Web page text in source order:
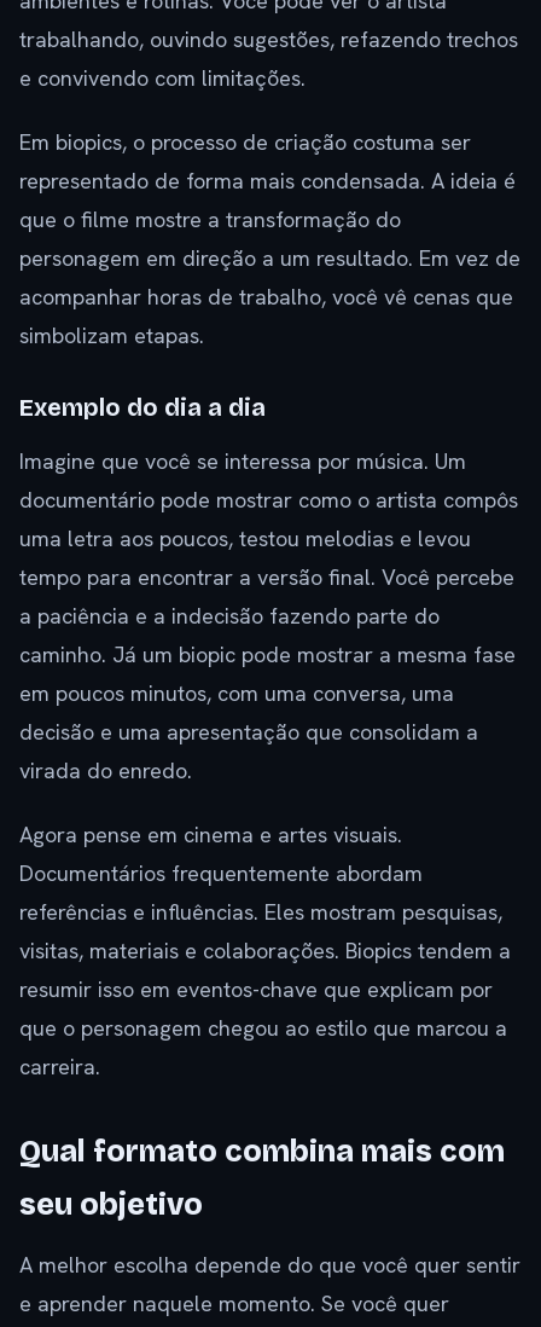
trabalhando, ouvindo sugestões, refazendo trechos
e convivendo com limitações.
Em biopics, o processo de criação costuma ser
representado de forma mais condensada. A ideia é
que o filme mostre a transformação do
personagem em direção a um resultado. Em vez de
acompanhar horas de trabalho, você vê cenas que
simbolizam etapas.
Exemplo do dia a dia
Imagine que você se interessa por música. Um
documentário pode mostrar como o artista compôs
uma letra aos poucos, testou melodias e levou
tempo para encontrar a versão final. Você percebe
a paciência e a indecisão fazendo parte do
caminho. Já um biopic pode mostrar a mesma fase
em poucos minutos, com uma conversa, uma
decisão e uma apresentação que consolidam a
virada do enredo.
Agora pense em cinema e artes visuais.
Documentários frequentemente abordam
referências e influências. Eles mostram pesquisas,
visitas, materiais e colaborações. Biopics tendem a
resumir isso em eventos-chave que explicam por
que o personagem chegou ao estilo que marcou a
carreira.
Qual formato combina mais com
seu objetivo
A melhor escolha depende do que você quer sentir
e aprender naquele momento. Se você quer